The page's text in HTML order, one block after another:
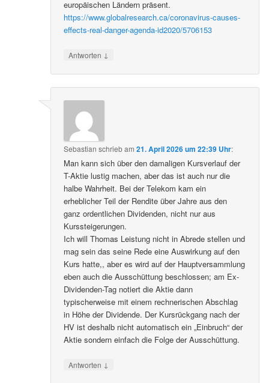
europäischen Ländern präsent.
https://www.globalresearch.ca/coronavirus-causes-
effects-real-danger-agenda-id2020/5706153
Antworten ↓
Sebastian schriebam21. April 2026 um 22:39 Uhr:
Man kann sich über den damaligen Kursverlauf der
T-Aktie lustig machen, aber das ist auch nur die
halbe Wahrheit. Bei der Telekom kam ein
erheblicher Teil der Rendite über Jahre aus den
ganz ordentlichen Dividenden, nicht nur aus
Kurssteigerungen.
Ich will Thomas Leistung nicht in Abrede stellen und
mag sein das seine Rede eine Auswirkung auf den
Kurs hatte,, aber es wird auf der Hauptversammlung
eben auch die Ausschüttung beschlossen; am Ex-
Dividenden-Tag notiert die Aktie dann
typischerweise mit einem rechnerischen Abschlag
in Höhe der Dividende. Der Kursrückgang nach der
HV ist deshalb nicht automatisch ein „Einbruch“ der
Aktie sondern einfach die Folge der Ausschüttung.
Antworten ↓